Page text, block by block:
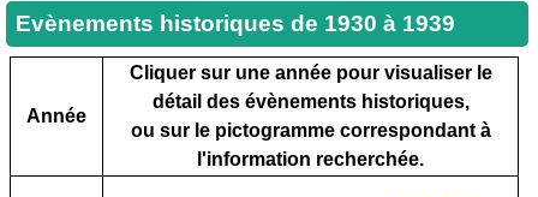
Evènements historiques de 1930 à 1939
Année
Cliquer sur une année pour visualiser le
détail des évènements historiques,
ou sur le pictogramme correspondant à
l'information recherchée.